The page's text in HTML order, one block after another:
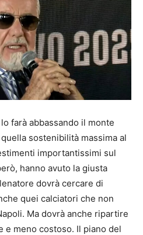
farà abbassando il monte
sostenibilità massima al
importantissimi sul
hanno avuto la giusta
dovrà cercare di
quei calciatori che non
Ma dovrà anche ripartire
e meno costoso. Il piano del